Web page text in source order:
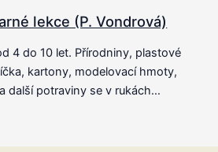
lekce (P. Vondrová)
4 do 10 let. Přírodniny, plastové
kartony, modelovací hmoty,
další potraviny se v rukách…